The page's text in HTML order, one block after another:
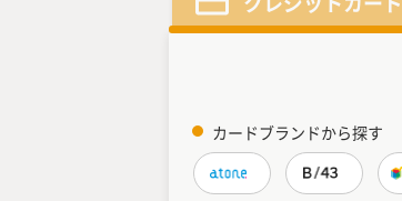
カードブランドから探す